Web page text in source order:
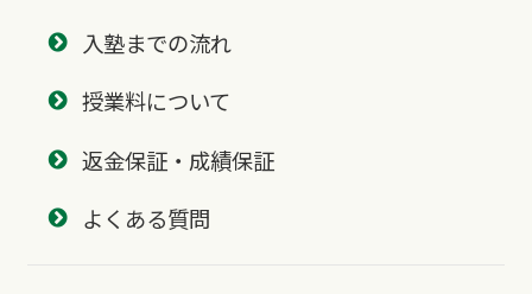
入塾までの流れ
授業料について
返金保証・成績保証
よくある質問